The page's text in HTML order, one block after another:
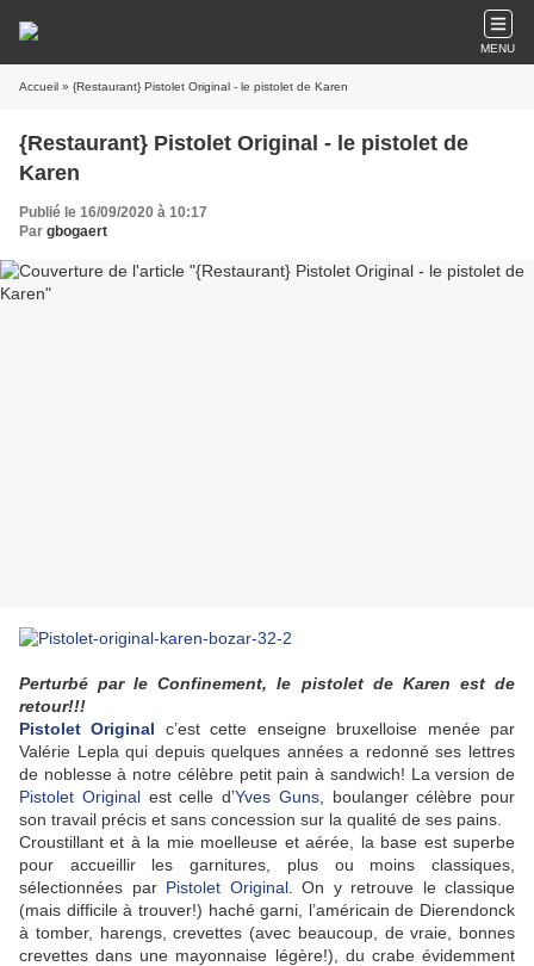
MENU
Accueil » {Restaurant} Pistolet Original - le pistolet de Karen
{Restaurant} Pistolet Original - le pistolet de
Karen
Publié le 16/09/2020 à 10:17
Par gbogaert
Perturbé par le Confinement, le pistolet de Karen est de
retour!!!
Pistolet Original c’est cette enseigne bruxelloise menée par
Valérie Lepla qui depuis quelques années a redonné ses lettres
de noblesse à notre célèbre petit pain à sandwich! La version de
Pistolet Originalest celle d’Yves Guns, boulanger célèbre pour
son travail précis et sans concession sur la qualité de ses pains.
Croustillant et à la mie moelleuse et aérée, la base est superbe
pour accueillir les garnitures, plus ou moins classiques,
sélectionnées par Pistolet Original. On y retrouve le classique
(mais difficile à trouver!) haché garni, l’américain de Dierendonck
à tomber, harengs, crevettes (avec beaucoup, de vraie, bonnes
crevettes dans une mayonnaise légère!), du crabe évidemment